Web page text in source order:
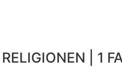
| 1